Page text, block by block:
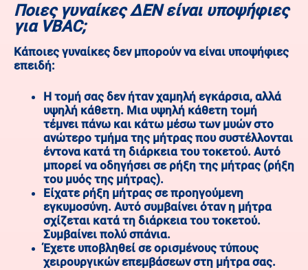
Ποιες γυναίκες ΔΕΝ είναι υποψήφιες
για VBAC;
Κάποιες γυναίκες δεν μπορούν να είναι υποψήφιες
επειδή:
Η τομή σας δεν ήταν χαμηλή εγκάρσια, αλλά
υψηλή κάθετη. Μια υψηλή κάθετη τομή
τέμνει πάνω και κάτω μέσω των μυών στο
ανώτερο τμήμα της μήτρας που συστέλλονται
έντονα κατά τη διάρκεια του τοκετού. Αυτό
μπορεί να οδηγήσει σε ρήξη της μήτρας (ρήξη
του μυός της μήτρας).
Είχατε ρήξη μήτρας σε προηγούμενη
εγκυμοσύνη. Αυτό συμβαίνει όταν η μήτρα
σχίζεται κατά τη διάρκεια του τοκετού.
Συμβαίνει πολύ σπάνια.
Έχετε υποβληθεί σε ορισμένους τύπους
χειρουργικών επεμβάσεων στη μήτρα σας.